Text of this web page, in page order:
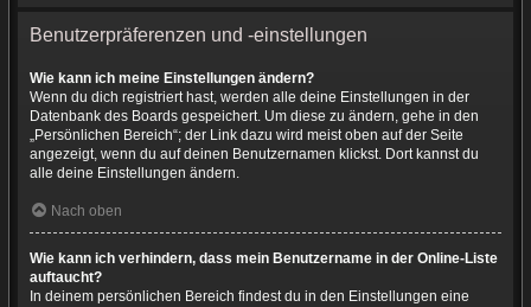
Benutzerpräferenzen und -einstellungen
Wie kann ich meine Einstellungen ändern?
Wenn du dich registriert hast, werden alle deine Einstellungen in der
Datenbank des Boards gespeichert. Um diese zu ändern, gehe in den
„Persönlichen Bereich“; der Link dazu wird meist oben auf der Seite
angezeigt, wenn du auf deinen Benutzernamen klickst. Dort kannst du
alle deine Einstellungen ändern.
Nach oben
Wie kann ich verhindern, dass mein Benutzername in der Online-Liste
auftaucht?
In deinem persönlichen Bereich findest du in den Einstellungen eine